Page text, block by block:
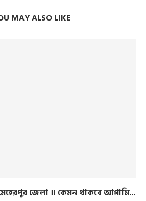
MAY ALSO LIKE
জেলা ।। কেমন থাকবে আগামি...